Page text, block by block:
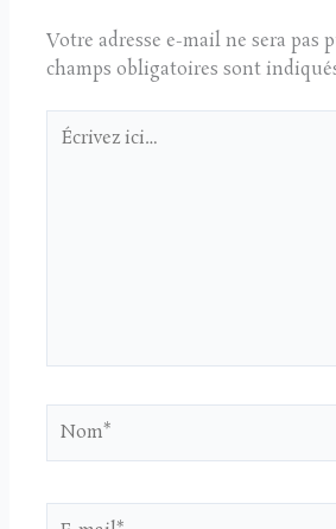
Votre adresse e-mail ne sera pas
champs obligatoires sont
Écrivez
ici…